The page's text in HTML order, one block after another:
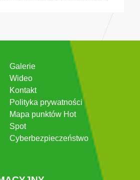
Galerie
Wideo
Kontakt
Polityka prywatności
Mapa punktów Hot
Spot
Cyberbezpieczeństwo